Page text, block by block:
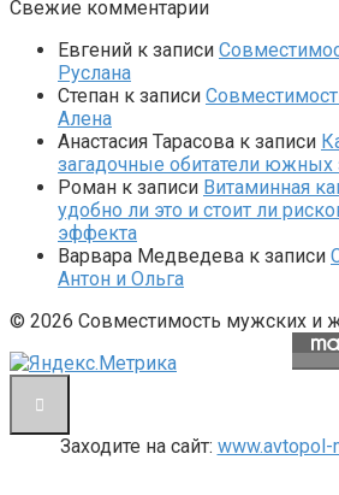
Свежие комментарии
Евгений к записи
Руслана
Степан к записи
Алена
Анастасия Тарасова к записи
загадочные обитатели южных
Роман к записи Витаминная
удобно ли это и стоит ли
эффекта
Варвара Медведева к записи
Антон и Ольга
© 2026 Совместимость мужских и
Заходите на сайт: www.avtopol-